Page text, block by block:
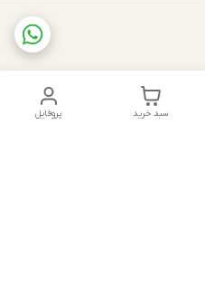
پروفایل سبد خرید